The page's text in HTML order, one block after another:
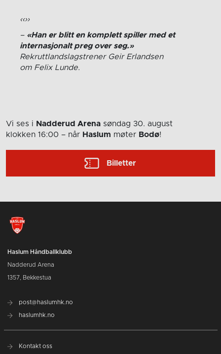
«Han er blitt en komplett spiller med et
internasjonalt preg over seg.»
Rekruttlandslagstrener Geir Erlandsen
om Felix Lunde.
Vi ses i Nadderud Arena søndag 30. august
klokken 16:00 – når Haslum møter Bodø!
Billetter
Haslum Håndballklubb
Nadderud Arena
1357, Bekkestua
post@haslumhk.no
haslumhk.no
Kontakt oss